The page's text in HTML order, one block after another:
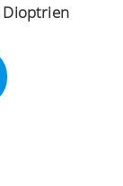
Dioptrien